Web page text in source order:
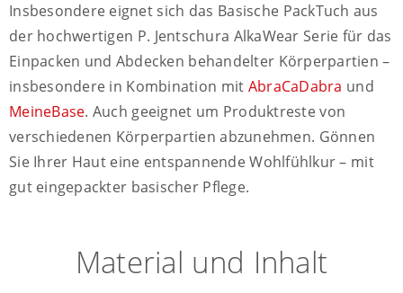
Insbesondere eignet sich das Basische PackTuch aus
der hochwertigen P. Jentschura AlkaWear Serie für das
Einpacken und Abdecken behandelter Körperpartien –
insbesondere in Kombination mit AbraCaDabra und
MeineBase. Auch geeignet um Produktreste von
verschiedenen Körperpartien abzunehmen. Gönnen
Sie Ihrer Haut eine entspannende Wohlfühlkur – mit
gut eingepackter basischer Pflege.
Material und Inhalt